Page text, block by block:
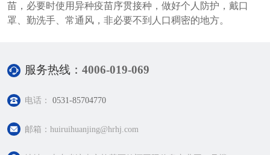
苗，必要时使用异种疫苗序贯接种，做好个人防护，戴口
罩、勤洗手、常通风，非必要不到人口稠密的地方。
服务热线： 4006-019-069
电话： 0531-85704770
邮箱：huiruihuanjing@hrhj.com